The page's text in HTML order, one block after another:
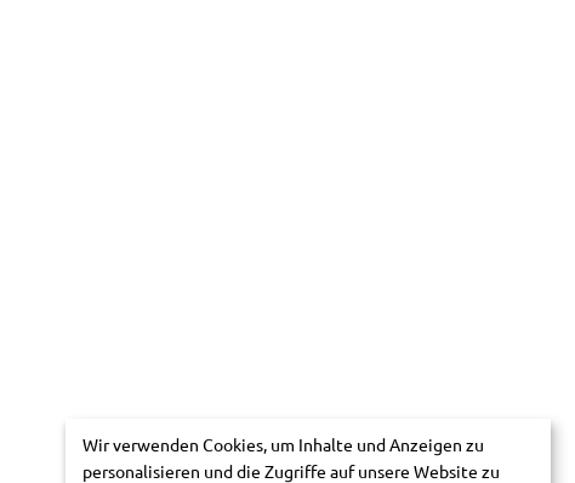
Wir verwenden Cookies, um Inhalte und Anzeigen zu
personalisieren und die Zugriffe auf unsere Website zu